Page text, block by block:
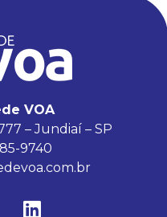
VOA
– Jundiaí – SP
9740